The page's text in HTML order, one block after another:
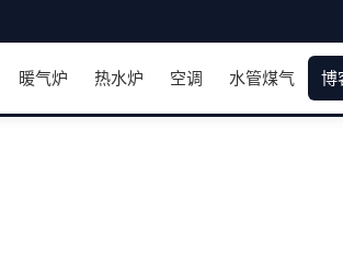
暖气炉 热水炉 空调 水管煤气 博